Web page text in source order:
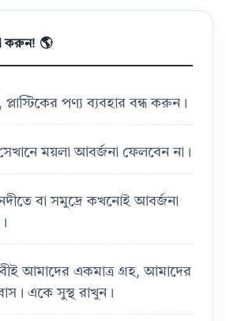
করুন! 🌎
পণ্য ব্যবহার বন্ধ করুন।
ময়লা আবর্জনা ফেলবেন না।
বা সমুদ্রে কখনোই আবর্জনা
আমাদের একমাত্র গ্রহ, আমাদের
একে সুস্থ রাখুন।